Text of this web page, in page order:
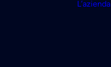
L’azienda